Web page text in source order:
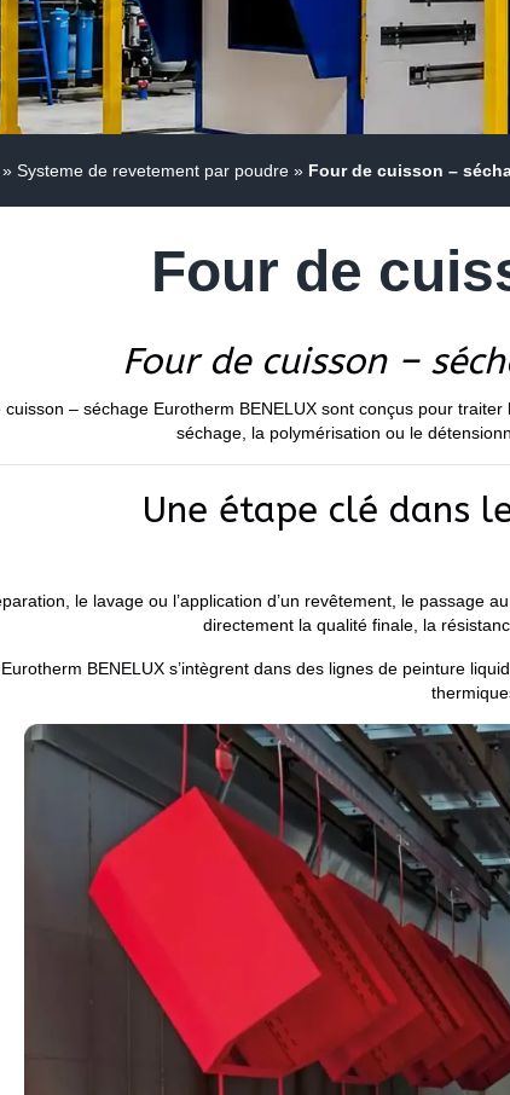
» Systeme de revetement par poudre » Four de cuisson –
Four de
Four de cuisson –
cuisson – séchage Eurotherm BENELUX sont conçus pour
séchage, la polymérisation ou le
Une étape clé dans
le lavage ou l’application d’un revêtement, le passage
directement la qualité finale, la
BENELUX s’intègrent dans des lignes de peinture